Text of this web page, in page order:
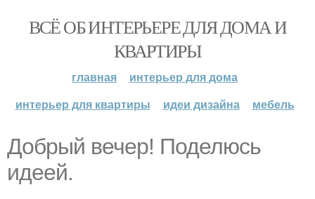
ВСЁ ОБ ИНТЕРЬЕРЕ ДЛЯ ДОМА И
КВАРТИРЫ
главная
интерьер для дома
интерьер для квартиры
идеи дизайна мебель
Добрый вечер! Поделюсь
идеей.